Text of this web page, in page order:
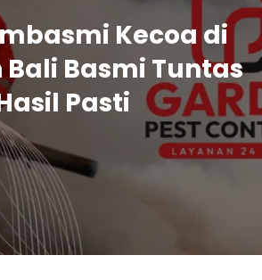
Kecoa di
Basmi Tuntas
Pasti